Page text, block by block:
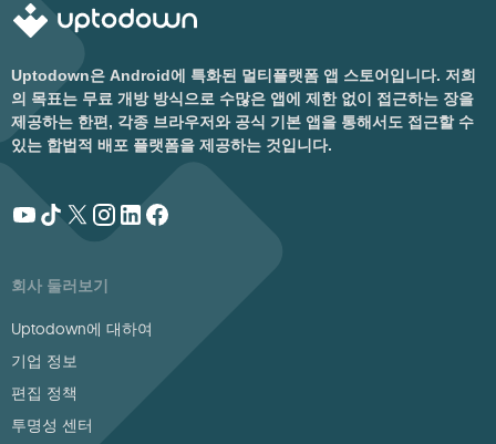
Uptodown은 Android에 특화된 멀티플랫폼 앱 스토어입니다. 저희
의 목표는 무료 개방 방식으로 수많은 앱에 제한 없이 접근하는 장을
제공하는 한편, 각종 브라우저와 공식 기본 앱을 통해서도 접근할 수
있는 합법적 배포 플랫폼을 제공하는 것입니다.
회사 둘러보기
Uptodown에 대하여
기업 정보
편집 정책
투명성 센터